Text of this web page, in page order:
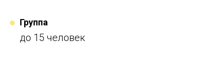
Группа
до 15 человек